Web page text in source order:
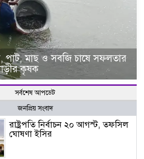
পাট, মাছ ও সবজি চাষে সফলতার
কৃষক
সর্বশেষ আপডেট
জনপ্রিয় সংবাদ
রাষ্ট্রপতি নির্বাচন ২০ আগস্ট, তফসিল
ঘোষণা ইসির